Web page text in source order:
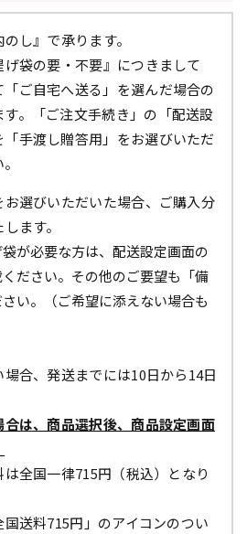
し』で承ります。
袋の要・不要』につきまして
ご自宅へ送る」を選んだ場合の
。「ご注文手続き」の「配送設
手渡し贈答用」をお選びいただ
選びいただいた場合、ご購入分
ます。
が必要な方は、配送設定画面の
ください。その他のご要望も「備
い。（ご希望に添えない場合も
合、発送までには10日から14日
は、商品選択後、商品設定画面
全国一律715円（税込）となり
送料715円」のアイコンのつい